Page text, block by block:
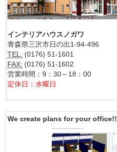
インテリアハウスノガワ
青森県三沢市日の出1-94-496
TEL: (0176) 51-1601
FAX: (0176) 51-1602
営業時間：9：30～18：00
定休日：水曜日
We create plans for your office!!